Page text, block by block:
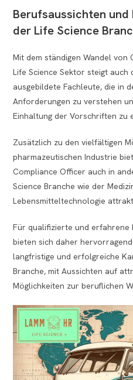
Berufsaussichten
der Life Science
Mit dem ständigen Wandel von
Life Science Sektor steigt
ausgebildete Fachleute, die in
Anforderungen zu verstehen
Einhaltung der Vorschriften zu
Zusätzlich zu den vielfältigen
pharmazeutischen Industrie
Compliance Officer auch in
Science Branche wie der
Lebensmitteltechnologie
Für qualifizierte und erfahrene
bieten sich daher
langfristige und erfolgreiche
Branche, mit Aussichten auf
Möglichkeiten zur beruflichen